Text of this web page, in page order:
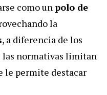
como unpolo de
la
, a diferencia de los
las normativas limitan
le permite destacar